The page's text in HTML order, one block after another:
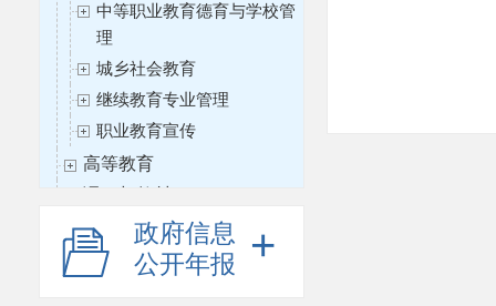
中等职业教育德育与学校管
理
城乡社会教育
继续教育专业管理
职业教育宣传
高等教育
教育督导
教师工作
政府信息
公开年报
+